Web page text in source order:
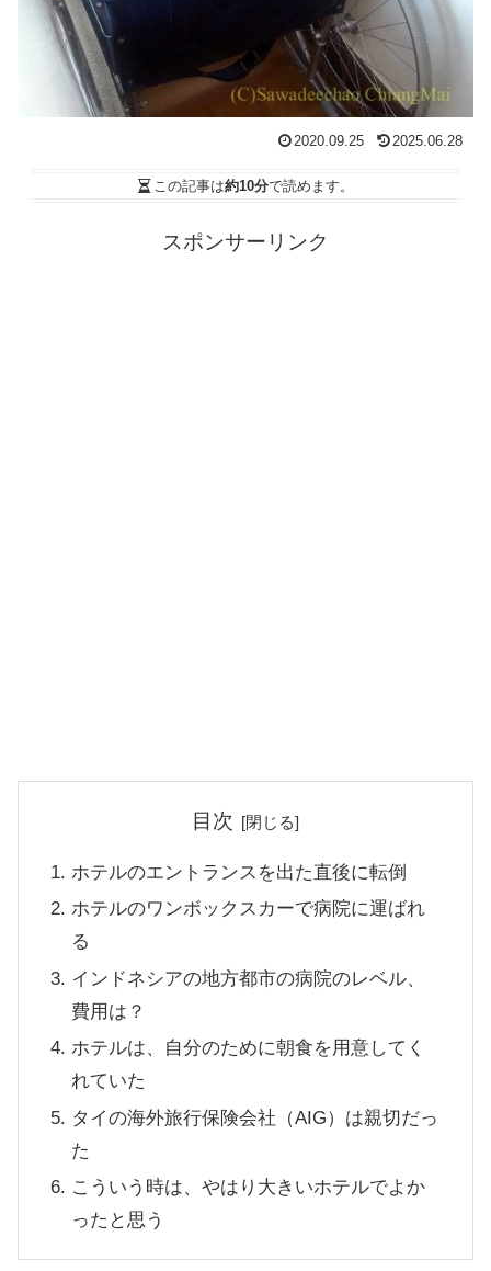
2020.09.25 2025.06.28
この記事は約10分で読めます。
スポンサーリンク
目次
ホテルのエントランスを出た直後に転倒
ホテルのワンボックスカーで病院に運ばれ
る
インドネシアの地方都市の病院のレベル、
費用は？
ホテルは、自分のために朝食を用意してく
れていた
タイの海外旅行保険会社（AIG）は親切だっ
た
こういう時は、やはり大きいホテルでよか
ったと思う